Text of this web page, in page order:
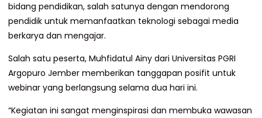
bidang pendidikan, salah satunya dengan mendorong
pendidik untuk memanfaatkan teknologi sebagai media
berkarya dan mengajar.
Salah satu peserta, Muhfidatul Ainy dari Universitas PGRI
Argopuro Jember memberikan tanggapan posifit untuk
webinar yang berlangsung selama dua hari ini.
“Kegiatan ini sangat menginspirasi dan membuka wawasan